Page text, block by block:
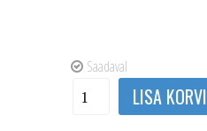
Saadaval
AutoCAD
LISA KORVI